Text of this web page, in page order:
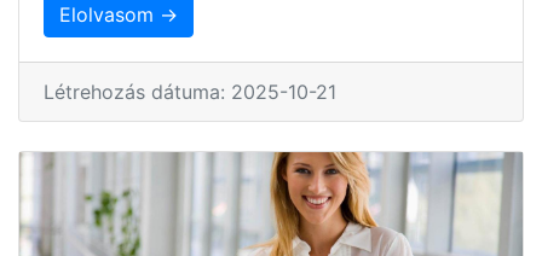
Elolvasom →
Létrehozás dátuma: 2025-10-21